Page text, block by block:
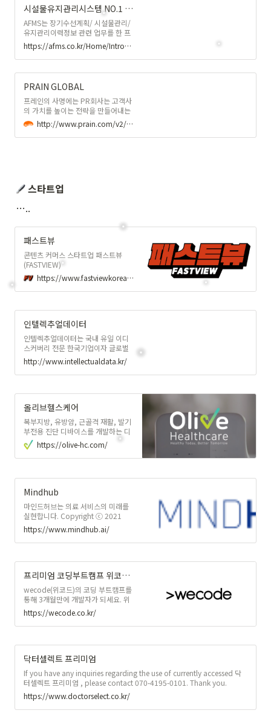
시설물유지관리시스템 NO.1 AFMS
AFMS는 장기수선계획/ 시설물관리/
유지관리이력정보 관련 업무를 한 프
로그램에서 모두 수행할 수 있는 통합
관리 시스템입니다.
https://afms.co.kr/Home/Introduce/platform
PRAIN GLOBAL
프레인의 사명에는 PR회사는 고객사
의 가치를 높이는 전략을 만들어내는
브레인의 역할을 해야 한다는 설립자
여준영의 철학이 'PRAIN'이라는 사명
에 깃들어 있습니다. 2000년 7월 출
실공히 우리나라를 대표하는 PR기업
이 되었습니다. 2017년에는 세계적
인 PR저널인 The Holmes Report
선정되었습니다.
http://www.prain.com/v2/pages/
스타트업
…..
패스트뷰
콘텐츠 커머스 스타트업 패스트뷰
(FASTVIEW)
https://www.fastviewkorea.com/
인텔렉추얼데이터
인텔렉추얼데이터는 국내 유일 이디
스커버리 전문 한국기업이자 글로벌
전자서명 기업 DocuSign과
Relativity의 한국시장 진출 파트너로
국내 리걸테크 시장 패러다임을 선도
http://www.intellectualdata.kr/
올리브헬스케어
복부지방, 유방암, 근골격 재활, 발기
부전용 진단 디바이스를 개발하는 디
지털헬스케어 기업
https://olive-hc.com/
Mindhub
마인드허브는 의료 서비스의 미래를
실현합니다. Copyright ⓒ 2021
Mindhub Inc. All rights reserved.
https://www.mindhub.ai/
프리미엄 코딩부트캠프 위코드, 3개월로 완성되는 코딩 실무 커리큘럼
wecode(위코드)의 코딩 부트캠프를
통해 3개월만에 개발자가 되세요. 위
워크에서 오프라인으로 진행되는 멘
토링과 코드리뷰
https://wecode.co.kr/
닥터셀렉트 프리미엄
If you have any inquiries regarding the use of currently accessed 닥
터셀렉트 프리미엄 , please contact 070-4195-0101. Thank you.
https://www.doctorselect.co.kr/